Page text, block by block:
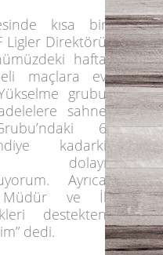
kısa bir
Ligler Direktörü
hafta
maçlara ev
grubu
sahne
6
kadarki
dolayı
Ayrıca
ve İl
destekten
dedi.